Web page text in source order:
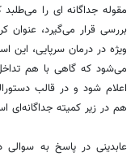
مقوله جداگانه ‌ای را
بررسی قرار می‌گیرد، عنوان
ویژه در درمان سرپایی،
می‌شود که گاهی با هم
اعلام شود و در قالب
هم در زیر کمیته جداگانه‌ای